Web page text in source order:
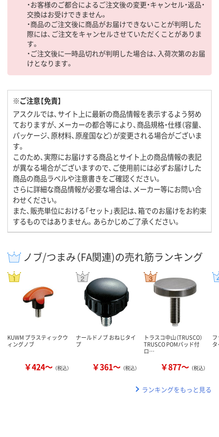
・お客様のご都合によるご注文後の変更・キャンセル・返品・
交換はお受けできません。
・商品のご注文後に商品がお届けできないことが判明した
際には、ご注文をキャンセルさせていただくことがありま
す。
・ご注文後に一時品切れが判明した場合は、入荷次第のお届
けとなります。
※ご注意【免責】
アスクルでは、サイト上に最新の商品情報を表示するよう努め
ておりますが、メーカーの都合等により、商品規格・仕様（容量、
パッケージ、原材料、原産国など）が変更される場合がございま
す。
このため、実際にお届けする商品とサイト上の商品情報の表記
が異なる場合がございますので、ご使用前には必ずお届けした
商品の商品ラベルや注意書きをご確認ください。
さらに詳細な商品情報が必要な場合は、メーカー等にお問い合
わせください。
また、販売単位における「セット」表記は、箱でのお届けをお約束
するものではありません。あらかじめご了承ください。
ノブ/つまみ（FA関連)の売れ筋ランキング
KUWM プラスティックウ
ィングノブ
￥424～ （税込）
ナールドノブ おねじタイ
プ
￥361～ （税込）
トラスコ中山（TRUSCO）
TRUSCO POMパッド付
ロ…
￥877～ （税込）
ランキングをもっと見る